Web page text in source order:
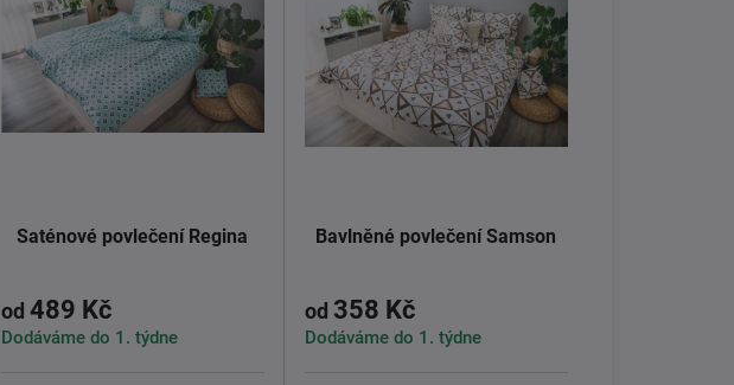
Saténové povlečení Regina
od 489 Kč
Dodáváme do 1. týdne
Bavlněné povlečení Samson
od 358 Kč
Dodáváme do 1. týdne